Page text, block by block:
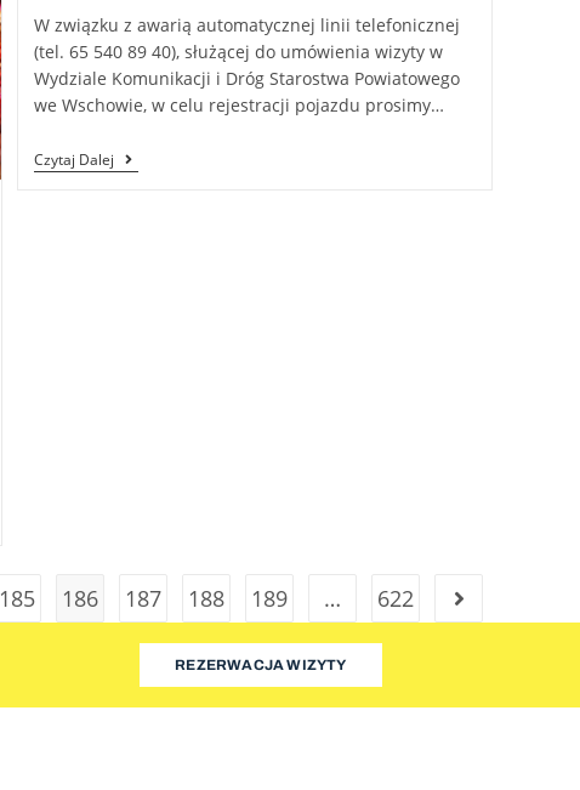
W związku z awarią automatycznej linii telefonicznej
(tel. 65 540 89 40), służącej do umówienia wizyty w
Wydziale Komunikacji i Dróg Starostwa Powiatowego
we Wschowie, w celu rejestracji pojazdu prosimy…
Czytaj Dalej
185 186 187 188 189 … 622
REZERWACJA WIZYTY